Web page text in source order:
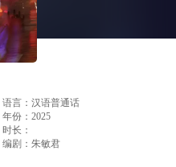
语言：汉语普通话
年份：2025
时长：
编剧：朱敏君